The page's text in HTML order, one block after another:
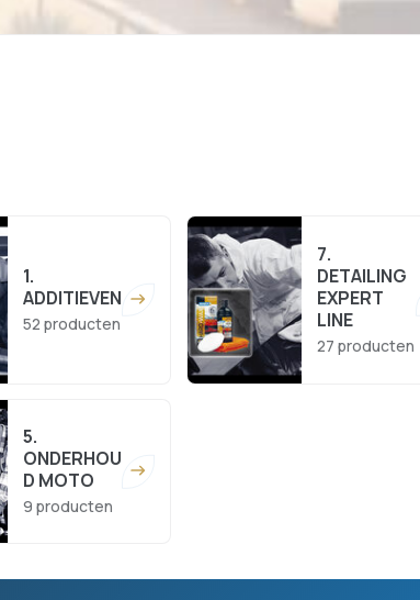
1.
ADDITIEVEN
52 producten
7.
DETAILING
EXPERT
LINE
27 producten
5.
ONDERHOU
D MOTO
9 producten